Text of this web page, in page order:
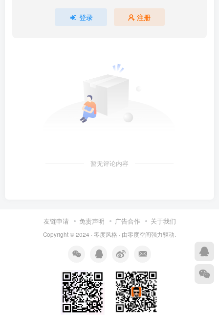
登录 注册
暂无评论内容
友链申请 免责声明 广告合作 关于我们
Copyright © 2024 · 零度风格 · 由零度空间强力驱动.